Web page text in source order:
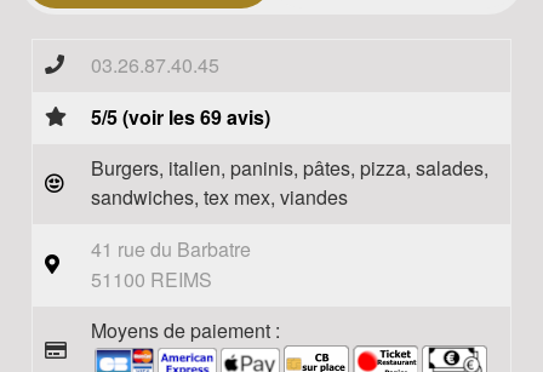
03.26.87.40.45
5/5 (voir les 69 avis)
Burgers, italien, paninis, pâtes, pizza, salades,
sandwiches, tex mex, viandes
41 rue du Barbatre
51100 REIMS
Moyens de paiement :